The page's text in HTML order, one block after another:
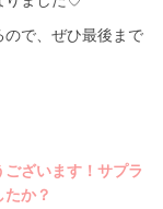
ので、ぜひ最後まで
ざいます！サプラ
か？